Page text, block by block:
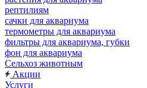
рептилиям
сачки для аквариума
термометры для аквариума
фильтры для аквариума, губки
фон для аквариума
Сельхоз животным
Акции
Услуги